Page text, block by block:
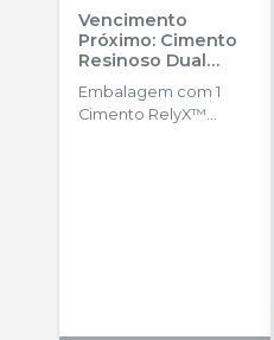
Vencimento
Próximo: Cimento
Resinoso Dual
RelyX™ Ultimate
Clicker - A1 -
SOLVENTUM
Embalagem com 1
Cimento RelyX™